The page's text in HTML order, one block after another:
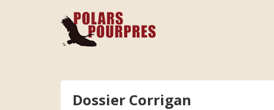
Dossier Corrigan